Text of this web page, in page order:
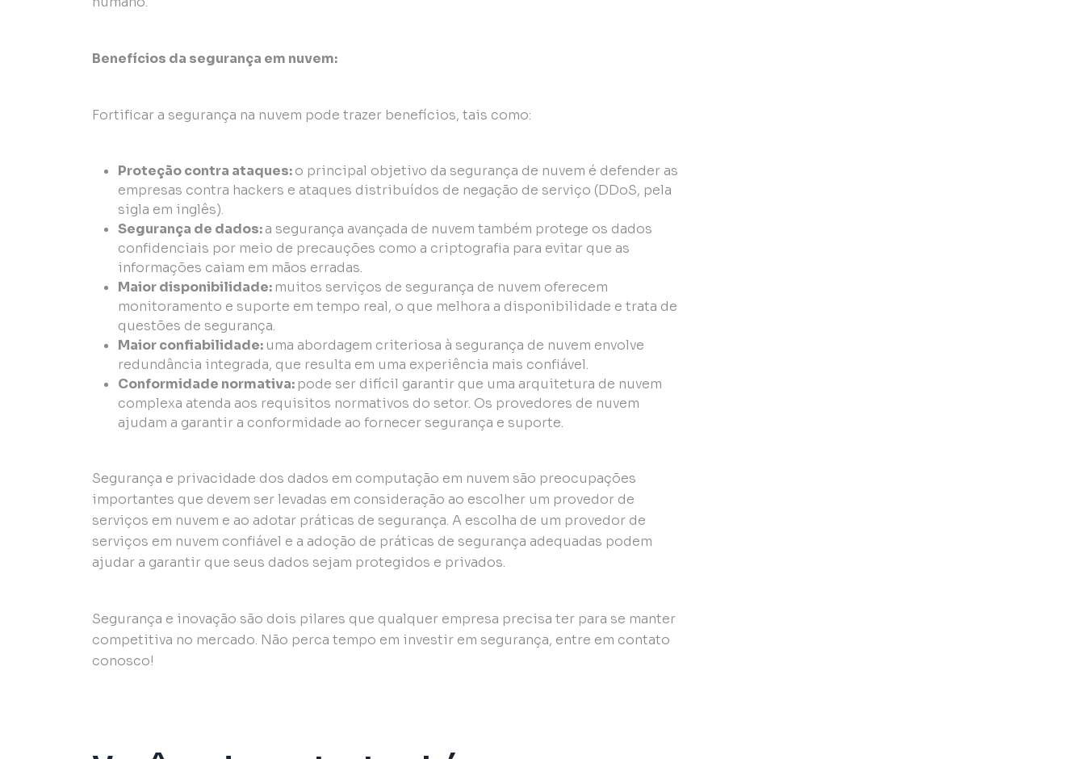
Benefícios da segurança em nuvem:
Fortificar a segurança na nuvem pode trazer benefícios, tais como:
Proteção contra ataques:o principal objetivo da segurança de nuvem é defender as
empresas contra hackers e ataques distribuídos de negação de serviço (DDoS, pela
sigla em inglês).
Segurança de dados:a segurança avançada de nuvem também protege os dados
confidenciais por meio de precauções como a criptografia para evitar que as
informações caiam em mãos erradas.
Maior disponibilidade: muitos serviços de segurança de nuvem oferecem
monitoramento e suporte em tempo real, o que melhora a disponibilidade e trata de
questões de segurança.
Maior confiabilidade: uma abordagem criteriosa à segurança de nuvem envolve
redundância integrada, que resulta em uma experiência mais confiável.
Conformidade normativa: pode ser difícil garantir que uma arquitetura de nuvem
complexa atenda aos requisitos normativos do setor. Os provedores de nuvem
ajudam a garantir a conformidade ao fornecer segurança e suporte.
Segurança e privacidade dos dados em computação em nuvem são preocupações
importantes que devem ser levadas em consideração ao escolher um provedor de
serviços em nuvem e ao adotar práticas de segurança. A escolha de um provedor de
serviços em nuvem confiável e a adoção de práticas de segurança adequadas podem
ajudar a garantir que seus dados sejam protegidos e privados.
Segurança e inovação são dois pilares que qualquer empresa precisa ter para se manter
competitiva no mercado. Não perca tempo em investir em segurança, entre em contato
conosco!